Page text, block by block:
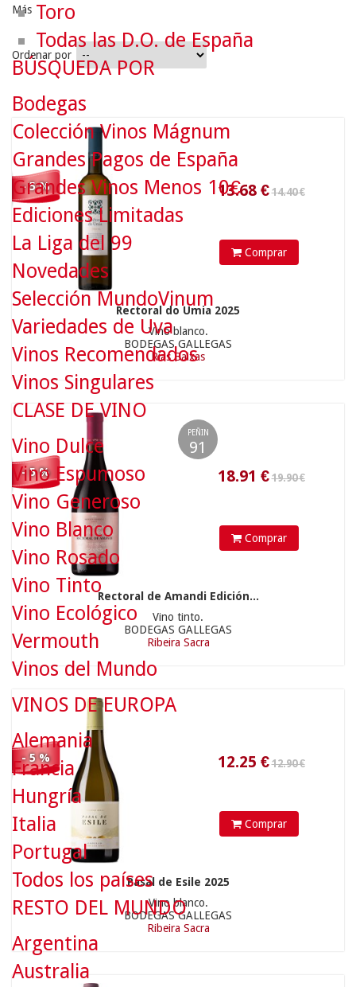
Más
Ordenar por
- 5 %
13.68
Comprar
Rectoral do Umia 2025
Vino blanco.
BODEGAS GALLEGAS
Rías Baixas
- 5 %
PEÑIN
91
19.90 €
Comprar
Rectoral de Amandi Edición...
Vino tinto.
BODEGAS GALLEGAS
Ribeira Sacra
- 5 %
12.90 €
Comprar
Pasal de Esile 2025
Vino blanco.
BODEGAS GALLEGAS
Ribeira Sacra
11.31
Toro
Todas las D.O. de España
BÚSQUEDA POR
Bodegas
Colección Vinos Mágnum
Grandes Pagos de España
Grandes Vinos Menos 10€
Ediciones Limitadas
La Liga del 99
Novedades
Selección MundoVinum
Variedades de Uva
Vinos Recomendados
Vinos Singulares
CLASE DE VINO
Vino Dulce
Vino Espumoso
Vino Generoso
Vino Blanco
Vino Rosado
Vino Tinto
Vino Ecológico
Vermouth
Vinos del Mundo
VINOS DE EUROPA
Alemania
Francia
Hungría
Italia
Portugal
Todos los países
RESTO DEL MUNDO
Argentina
Australia